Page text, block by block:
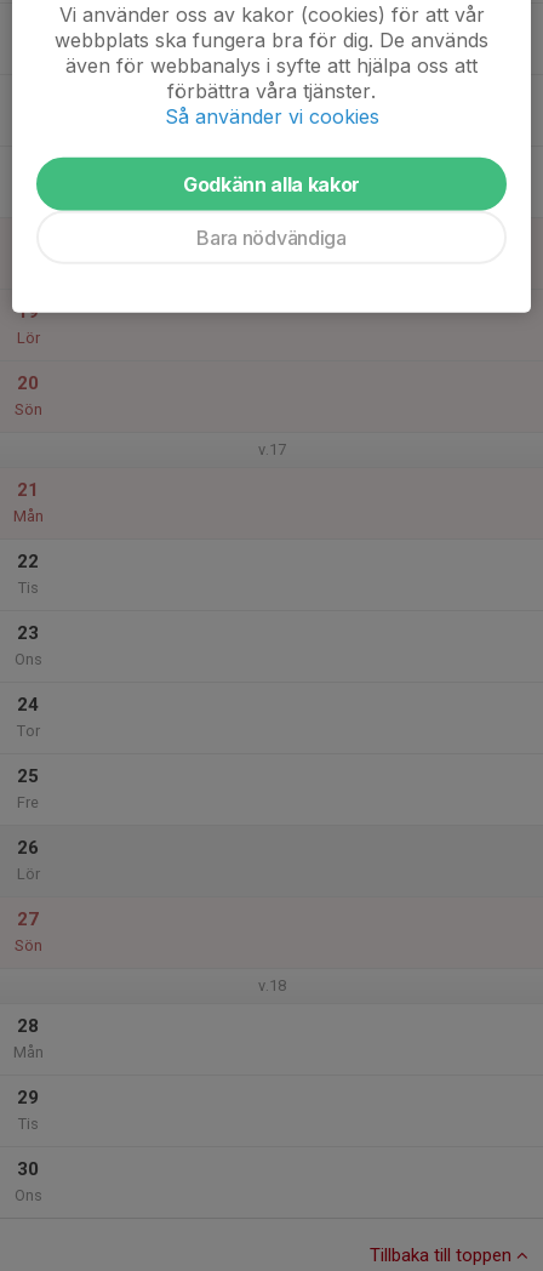
17
Tor
19
Lör
20
Sön
v.17
21
Mån
22
Tis
23
Ons
24
Tor
25
Fre
26
Lör
27
Sön
v.18
28
Mån
29
Tis
30
Ons
Tillbaka till toppen
Vi använder oss av kakor (cookies) för att vår
webbplats ska fungera bra för dig. De används
även för webbanalys i syfte att hjälpa oss att
förbättra våra tjänster.
Så använder vi cookies
Godkänn alla kakor
Bara nödvändiga